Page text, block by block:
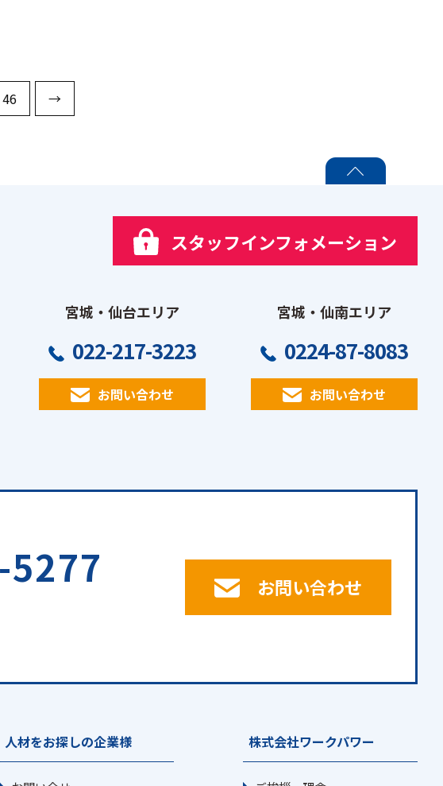
46 →
スタッフインフォメーション
宮城・仙台エリア
022-217-3223
お問い合わせ
宮城・仙南エリア
0224-87-8083
お問い合わせ
お問い合わせ
人材をお探しの企業様 株式会社ワークパワー